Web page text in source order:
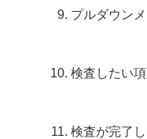
プルダウン
検査したい
検査が完了